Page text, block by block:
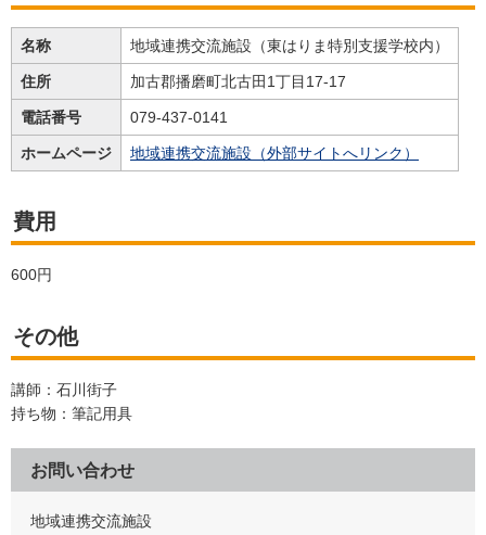
名称 地域連携交流施設（東はりま特別支援学校内）
住所 加古郡播磨町北古田1丁目17-17
電話番号 079-437-0141
ホームページ 地域連携交流施設（外部サイトへリンク）
費用
600円
その他
講師：石川街子
持ち物：筆記用具
お問い合わせ
地域連携交流施設